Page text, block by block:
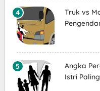
Truk vs
Angka
Istri